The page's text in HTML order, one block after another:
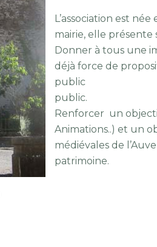
L’association est
mairie, elle présente
Donner à tous une
déjà force de
public
public.
Renforcer un
Animations..) et un
médiévales de
patrimoine.